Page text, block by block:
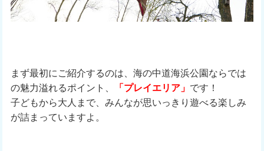
まず最初にご紹介するのは、海の中道海浜公園ならでは
の魅力溢れるポイント、
「プレイエリア」 です！
子どもから大人まで、みんなが思いっきり遊べる楽しみ
が詰まっていますよ。